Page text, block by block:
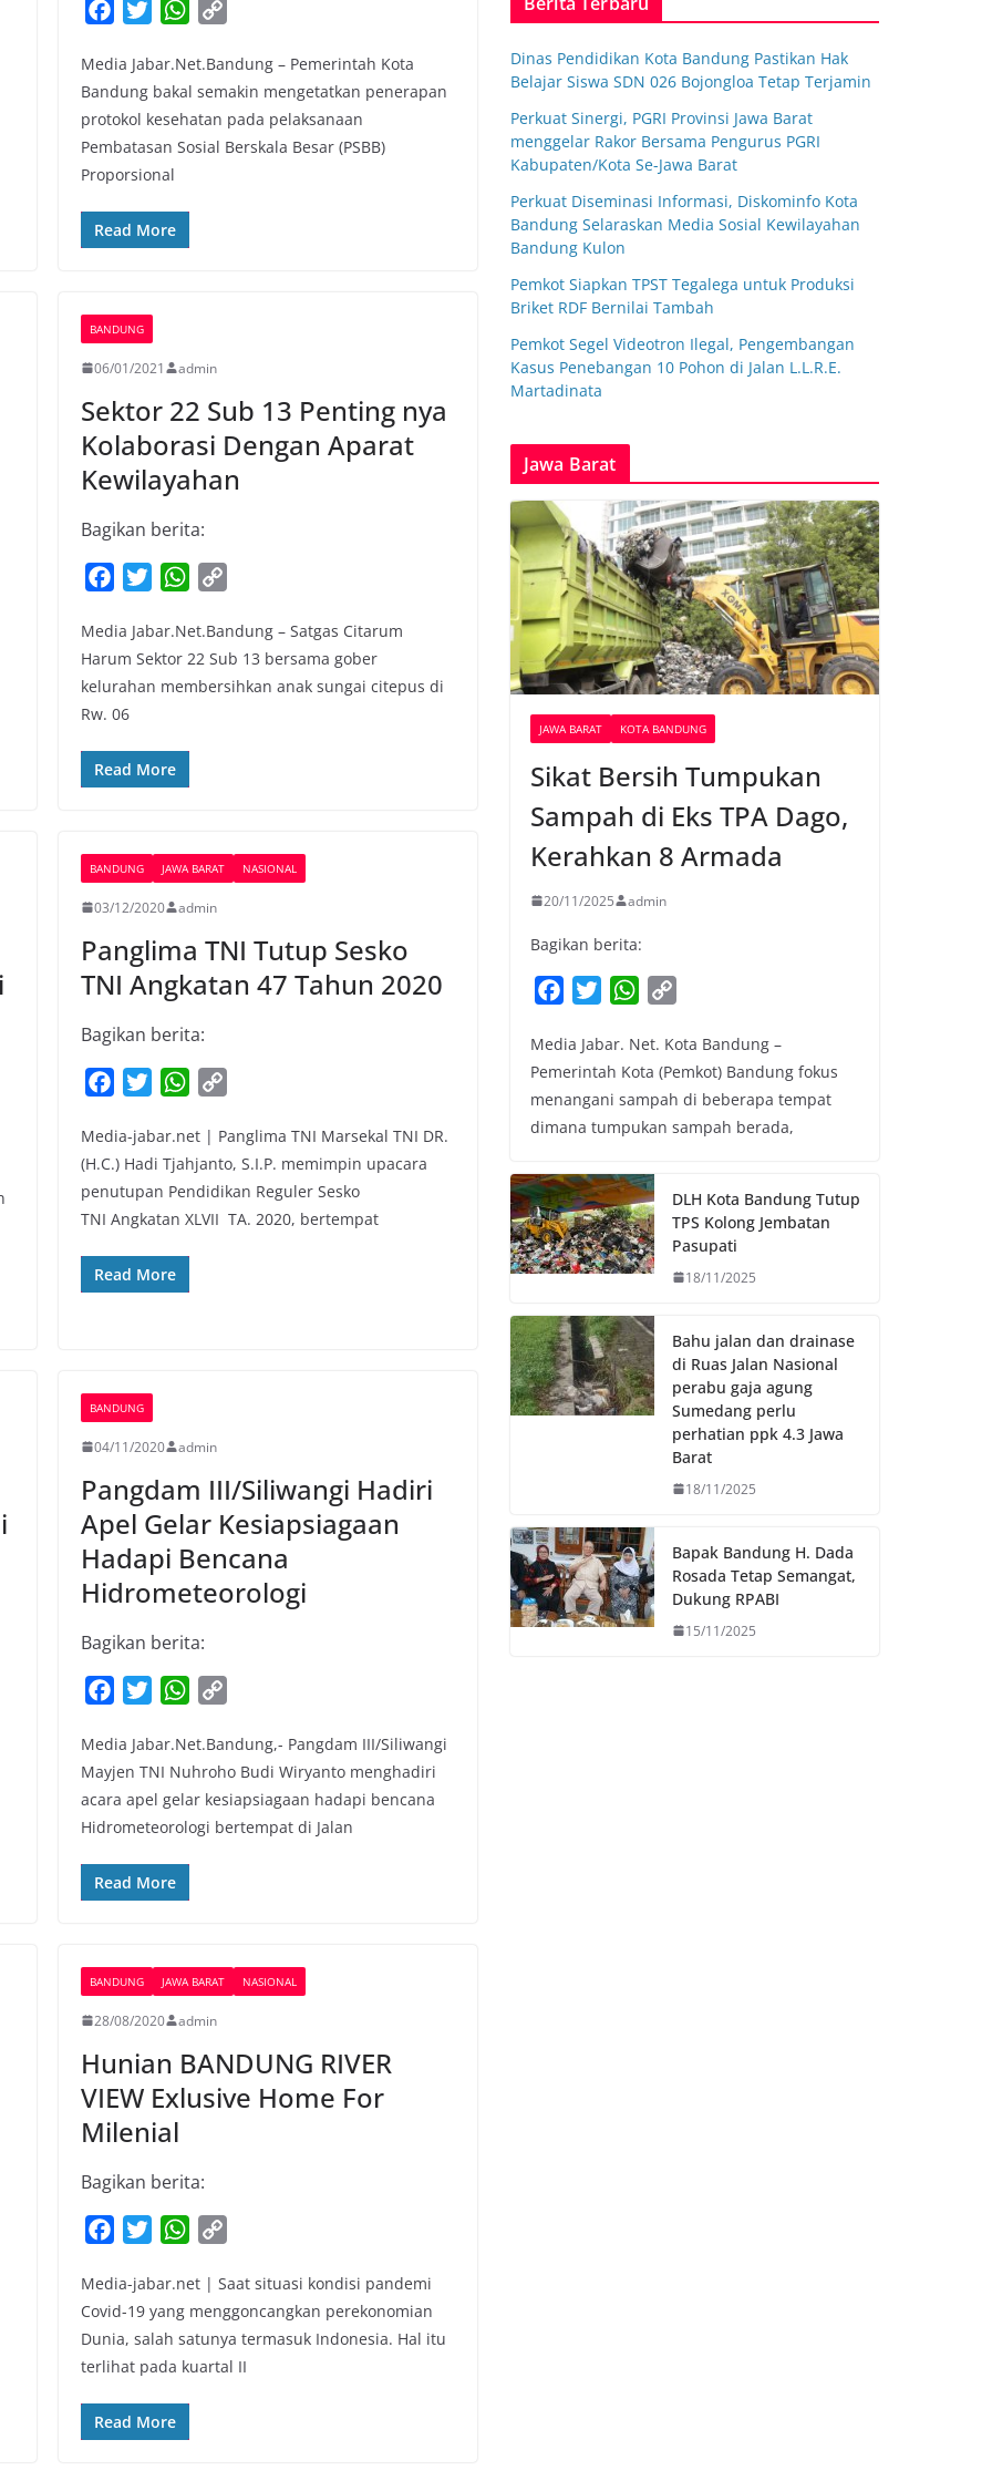
c
e
b
o
o
k
i
t
t
e
r
W
a
t
s
A
p
p
y
L
i
Media Jabar.Net.Bandung – Pemerintah Kota
Bandung bakal semakin mengetatkan penerapan
protokol kesehatan pada pelaksanaan
Pembatasan Sosial Berskala Besar (PSBB)
Proporsional
Read More
BANDUNG
06/01/2021 admin
Sektor 22 Sub 13 Penting nya
Kolaborasi Dengan Aparat
Kewilayahan
Bagikan berita:
c
e
b
o
o
k
i
t
t
r
W
a
t
s
p
p
y
L
Media Jabar.Net.Bandung – Satgas Citarum
Harum Sektor 22 Sub 13 bersama gober
kelurahan membersihkan anak sungai citepus di
Rw. 06
Read More
BANDUNG JAWA BARAT NASIONAL
03/12/2020 admin
Panglima TNI Tutup Sesko
TNI Angkatan 47 Tahun 2020
Bagikan berita:
c
e
b
o
o
k
i
t
t
e
r
W
a
t
s
A
p
p
y
L
Media-jabar.net | Panglima TNI Marsekal TNI DR.
(H.C.) Hadi Tjahjanto, S.I.P. memimpin upacara
penutupan Pendidikan Reguler Sesko
TNI Angkatan XLVII TA. 2020, bertempat
Read More
BANDUNG
04/11/2020 admin
Pangdam III/Siliwangi Hadiri
Apel Gelar Kesiapsiagaan
Hadapi Bencana
Hidrometeorologi
Bagikan berita:
c
e
b
o
o
k
i
t
t
e
r
W
a
t
s
A
p
p
y
L
i
Media Jabar.Net.Bandung,- Pangdam III/Siliwangi
Mayjen TNI Nuhroho Budi Wiryanto menghadiri
acara apel gelar kesiapsiagaan hadapi bencana
Hidrometeorologi bertempat di Jalan
Read More
BANDUNG JAWA BARAT NASIONAL
28/08/2020 admin
Hunian BANDUNG RIVER
VIEW Exlusive Home For
Milenial
Bagikan berita:
c
e
b
o
o
k
i
t
t
e
r
W
a
t
s
A
p
p
y
L
i
Media-jabar.net | Saat situasi kondisi pandemi
Covid-19 yang menggoncangkan perekonomian
Dunia, salah satunya termasuk Indonesia. Hal itu
terlihat pada kuartal II
Read More
Dinas Pendidikan Kota Bandung Pastikan Hak
Belajar Siswa SDN 026 Bojongloa Tetap Terjamin
Perkuat Sinergi, PGRI Provinsi Jawa Barat
menggelar Rakor Bersama Pengurus PGRI
Kabupaten/Kota Se-Jawa Barat
Perkuat Diseminasi Informasi, Diskominfo Kota
Bandung Selaraskan Media Sosial Kewilayahan
Bandung Kulon
Pemkot Siapkan TPST Tegalega untuk Produksi
Briket RDF Bernilai Tambah
Pemkot Segel Videotron Ilegal, Pengembangan
Kasus Penebangan 10 Pohon di Jalan L.L.R.E.
Martadinata
Jawa Barat
JAWA BARAT KOTA BANDUNG
Sikat Bersih Tumpukan
Sampah di Eks TPA Dago,
Kerahkan 8 Armada
20/11/2025 admin
Bagikan berita:
c
e
b
o
k
i
t
t
e
W
a
t
s
A
p
p
y
L
i
k
Media Jabar. Net. Kota Bandung –
Pemerintah Kota (Pemkot) Bandung fokus
menangani sampah di beberapa tempat
dimana tumpukan sampah berada,
DLH Kota Bandung Tutup
TPS Kolong Jembatan
Pasupati
18/11/2025
Bahu jalan dan drainase
di Ruas Jalan Nasional
perabu gaja agung
Sumedang perlu
perhatian ppk 4.3 Jawa
Barat
18/11/2025
Bapak Bandung H. Dada
Rosada Tetap Semangat,
Dukung RPABI
15/11/2025